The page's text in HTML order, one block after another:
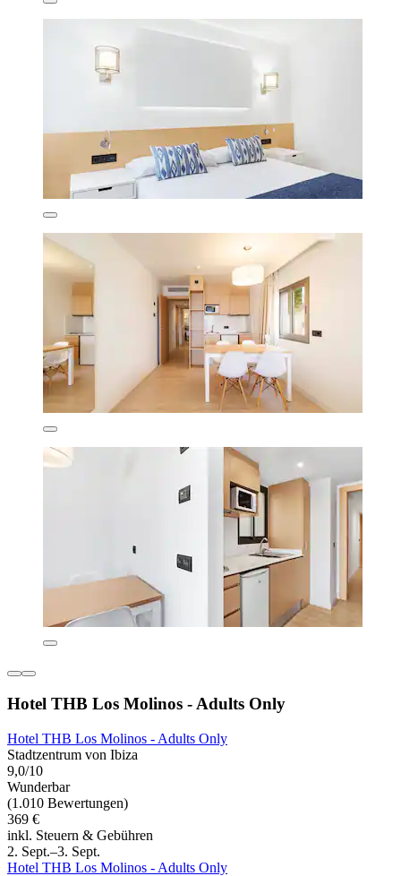
Hotel THB Los Molinos - Adults Only
Hotel THB Los Molinos - Adults Only
Stadtzentrum von Ibiza
9,0/10
Wunderbar
(1.010 Bewertungen)
369 €
inkl. Steuern & Gebühren
2. Sept.–3. Sept.
Hotel THB Los Molinos - Adults Only